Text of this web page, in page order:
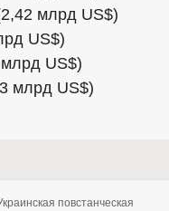
млрд US$)
US$)
US$)
млрд US$)
повстанческая